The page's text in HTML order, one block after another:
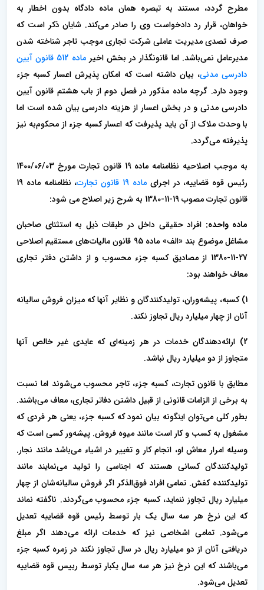
مطرح گردد، مستند به تبصره همان ماده دادگاه بدون اخطار به
خواهان، قرار رد دادخواست وی را صادر می‌کند. شایان ذکر است که
صرف تصدی مدیریت عاملی شرکت تجاری موجب تاجر شناخته شدن
مدیرعامل نمی‌باشد. اما قانونگذار در بخش اخیر
ماده 512 قانون آیین
دادرسی مدنی، بیان داشته است که امکان پذیرش اعسار کسبه جزء
وجود دارد. گرچه ماده مذکور در فصل دوم از باب هشتم قانون آیین
دادرسی مدنی و در بخش اعسار از هزینه دادرسی بیان شده است اما
با وحدت ملاک از آن باید پذیرفت که اعسار کسبه جزء از محکوم‌به نیز
پذیرفته می‌گردد.
به موجب اصلاحیه نظامنامه ماده 19 قانون تجارت مورخ 1400/06/03
رئیس قوه قضاییه، در اجرایماده 19 قانون تجارت
، نظامنامه ماده 19
قانون تجارت مصوب 19-11-1380 به شرح زیر اصلاح می‌ شود:
ماده واحده: افراد حقیقی داخل در طبقات ذیل به استثنای صاحبان
مشاغل موضوع بند «الف» ماده 95 قانون مالیات‌های مستقیم اصلاحی
27-11-1380 از مصادیق کسبه جزء محسوب و از داشتن دفتر تجاری
معاف خواهند بود:
1) کسبه، پیشه‌وران، تولیدکنندگان و نظایر آنها که میزان فروش سالیانه
آنان از چهار میلیارد ریال تجاوز نکند.
2) ارائه‌دهندگان خدمات در هر زمینه‌ای که عایدی غیر خالص آنها
متجاوز از دو میلیارد ریال نباشد.
مطابق با قانون تجارت، کسبه جزء، تاجر محسوب می‌شوند اما نسبت
به برخی از الزامات قانونی از قبیل داشتن دفاتر تجاری، معاف می‌باشند.
بطور کلی می‌توان اینگونه بیان نمود که کسبه جزء، یعنی هر فردی که
مشغول به کسب و کار است مانند میوه فروش. پیشه‌ور کسی است که
وسیله امرار معاش او، انجام کار و تغییر در اشیاء می‌باشد مانند نجار.
تولیدکنندگان کسانی هستند که اجناسی را تولید می‌نمایند مانند
تولیدکننده کفش. تمامی افراد فوق‌الذکر اگر فروش سالیانه‌شان از چهار
میلیارد ریال تجاوز ننماید، کسبه جزء محسوب می‌گردند. ناگفته نماند
که این نرخ هر سه سال یک بار توسط رئیس قوه قضاییه تعدیل
می‌شود. تمامی اشخاصی نیز که خدمات ارائه می‌دهند اگر مبلغ
دریافتی آنان از دو میلیارد ریال در سال تجاوز نکند در زمره کسبه جزء
می‌باشند که این نرخ نیز هر سه سال یکبار توسط رییس قوه قضاییه
تعدیل می‌شود.